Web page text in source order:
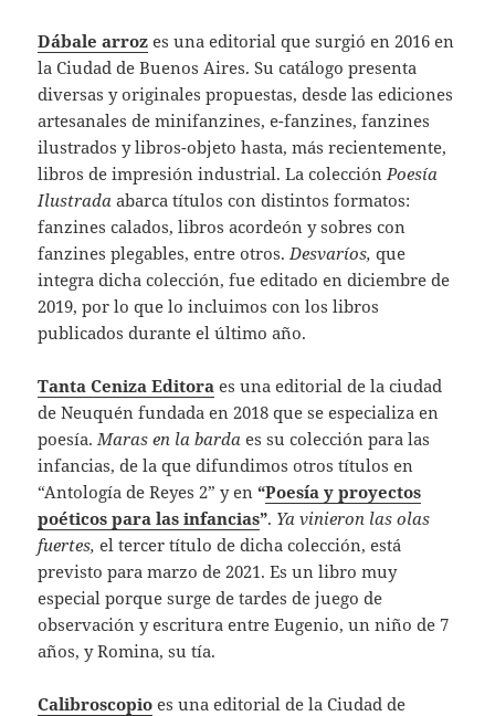
Dábale arroz es una editorial que surgió en 2016 en
la Ciudad de Buenos Aires. Su catálogo presenta
diversas y originales propuestas, desde las ediciones
artesanales de minifanzines, e-fanzines, fanzines
ilustrados y libros-objeto hasta, más recientemente,
libros de impresión industrial. La colección Poesía
Ilustrada abarca títulos con distintos formatos:
fanzines calados, libros acordeón y sobres con
fanzines plegables, entre otros. Desvaríos,que
integra dicha colección, fue editado en diciembre de
2019, por lo que lo incluimos con los libros
publicados durante el último año.
Tanta Ceniza Editora es una editorial de la ciudad
de Neuquén fundada en 2018 que se especializa en
poesía. Maras en la barda es su colección para las
infancias, de la que difundimos otros títulos en
“Antología de Reyes 2” y en“Poesía y proyectos
poéticos para las infancias”. Ya vinieron las olas
fuertes, el tercer título de dicha colección, está
previsto para marzo de 2021. Es un libro muy
especial porque surge de tardes de juego de
observación y escritura entre Eugenio, un niño de 7
años, y Romina, su tía.
Calibroscopio es una editorial de la Ciudad de